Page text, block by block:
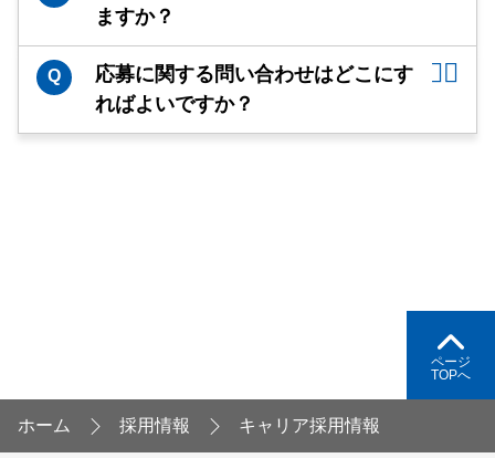
ますか？
Q
応募に関する問い合わせはどこにす
ればよいですか？
ページ
TOPへ
ホーム 採用情報 キャリア採用情報